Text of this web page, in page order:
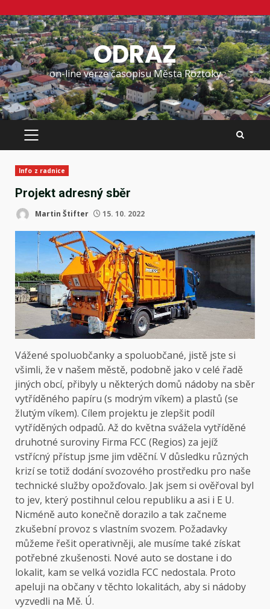
Skip
to
content
ODRAZ
on-line verze časopisu Města Roztoky
PRIMARY
Info z radnice
Projekt adresný sběr
Martin Štifter 15. 10. 2022
Vážené spoluobčanky a spoluobčané, jistě jste si
všimli, že v našem městě, podobně jako v celé řadě
jiných obcí, přibyly u některých domů nádoby na sběr
vytříděného papíru (s modrým víkem) a plastů (se
žlutým víkem). Cílem projektu je zlepšit podíl
vytříděných odpadů. Až do května svážela vytříděné
druhotné suroviny Firma FCC (Regios) za jejíž
vstřícný přístup jsme jim vděční. V důsledku různých
krizí se totiž dodání svozového prostředku pro naše
technické služby opožďovalo. Jak jsem si ověřoval byl
to jev, který postihnul celou republiku a asi i E U.
Nicméně auto konečně dorazilo a tak začneme
zkušební provoz s vlastním svozem. Požadavky
můžeme řešit operativněji, ale musíme také získat
potřebné zkušenosti. Nové auto se dostane i do
lokalit, kam se velká vozidla FCC nedostala. Proto
apeluji na občany v těchto lokalitách, aby si nádoby
vyzvedli na Mě. Ú.